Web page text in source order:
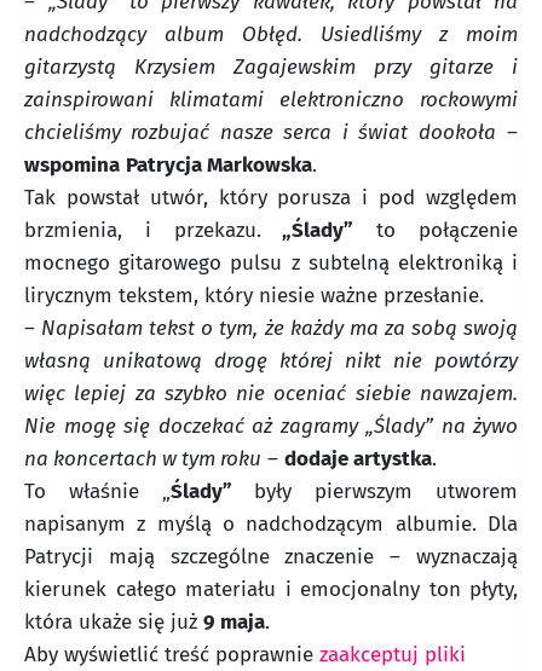
nadchodzący album Obłęd. Usiedliśmy z moim
gitarzystą Krzysiem Zagajewskim przy gitarze i
zainspirowani klimatami elektroniczno rockowymi
chcieliśmy rozbujać nasze serca i świat dookoła –
wspomina Patrycja Markowska.
Tak powstał utwór, który porusza i pod względem
brzmienia, i przekazu. „Ślady” to połączenie
mocnego gitarowego pulsu z subtelną elektroniką i
lirycznym tekstem, który niesie ważne przesłanie.
– Napisałam tekst o tym, że każdy ma za sobą swoją
własną unikatową drogę której nikt nie powtórzy
więc lepiej za szybko nie oceniać siebie nawzajem.
Nie mogę się doczekać aż zagramy „Ślady” na żywo
na koncertach w tym roku – dodaje artystka.
To właśnie „Ślady” były pierwszym utworem
napisanym z myślą o nadchodzącym albumie. Dla
Patrycji mają szczególne znaczenie – wyznaczają
kierunek całego materiału i emocjonalny ton płyty,
która ukaże się już 9 maja.
Aby wyświetlić treść poprawnie zaakceptuj pliki